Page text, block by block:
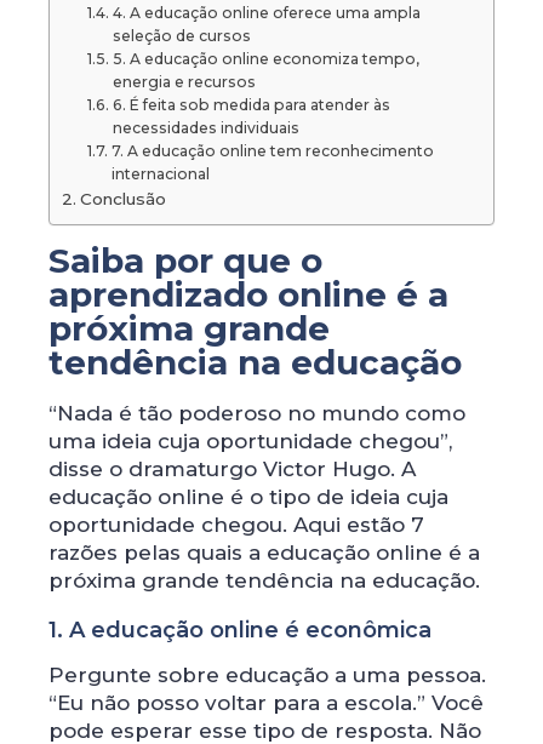
4. A educação online oferece uma ampla
seleção de cursos
5. A educação online economiza tempo,
energia e recursos
6. É feita sob medida para atender às
necessidades individuais
7. A educação online tem reconhecimento
internacional
Conclusão
Saiba por que o
aprendizado online é a
próxima grande
tendência na educação
“Nada é tão poderoso no mundo como
uma ideia cuja oportunidade chegou”,
disse o dramaturgo Victor Hugo. A
educação online é o tipo de ideia cuja
oportunidade chegou. Aqui estão 7
razões pelas quais a educação online é a
próxima grande tendência na educação.
1. A educação online é econômica
Pergunte sobre educação a uma pessoa.
“Eu não posso voltar para a escola.” Você
pode esperar esse tipo de resposta. Não